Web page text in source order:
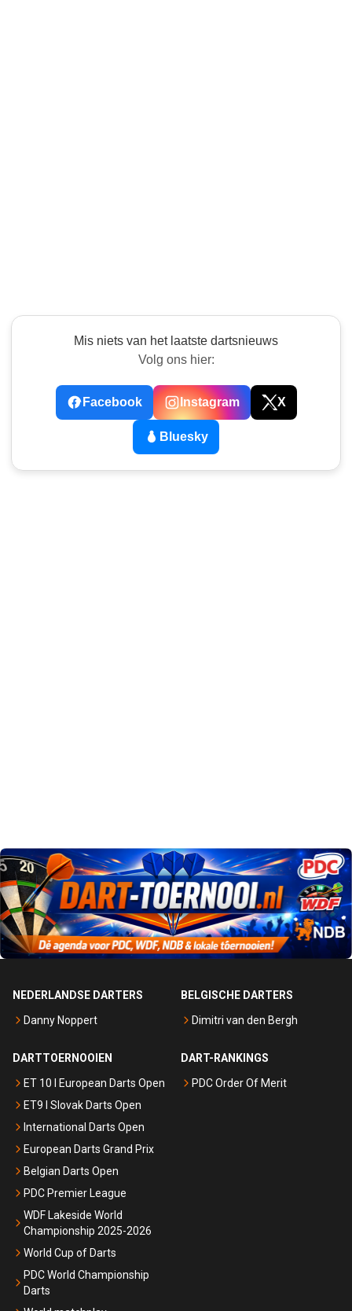
Mis niets van het laatste dartsnieuws
Volg ons hier:
Facebook Instagram X
Bluesky
NEDERLANDSE DARTERS
Danny Noppert
BELGISCHE DARTERS
Dimitri van den Bergh
DARTTOERNOOIEN
ET 10 I European Darts Open
ET9 I Slovak Darts Open
International Darts Open
European Darts Grand Prix
Belgian Darts Open
PDC Premier League
WDF Lakeside World
Championship 2025-2026
World Cup of Darts
PDC World Championship
Darts
DART-RANKINGS
PDC Order Of Merit